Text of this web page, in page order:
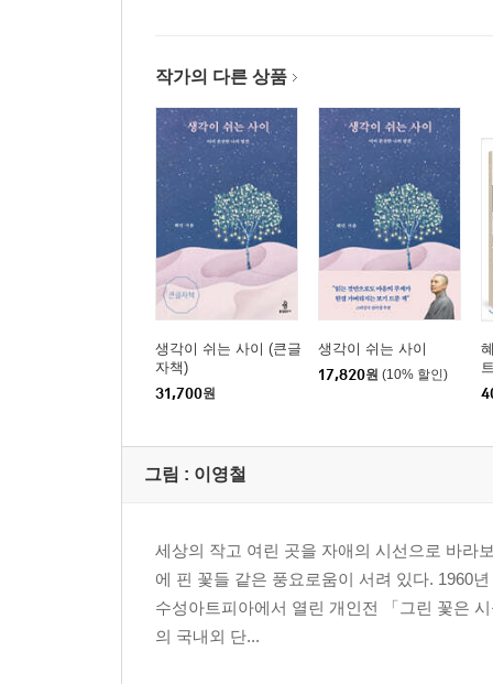
작가의 다른 상품
생각이 쉬는 사이 (큰글
자책)
31,700원
생각이 쉬는 사이
17,820원 (10% 할인)
그림 : 이영철
세상의 작고 여린 곳을 자애의 시선으로 바라
에 핀 꽃들 같은 풍요로움이 서려 있다. 1960
수성아트피아에서 열린 개인전 「그린 꽃은
의 국내외 단...